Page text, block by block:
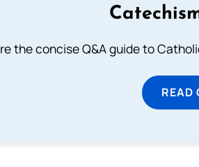
the concise Q&A guide to
READ